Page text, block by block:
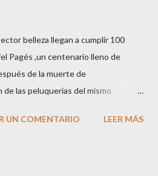
belleza llegan a cumplir 100
Pagés ,un centenario lleno de
de la muerte de
las peluquerías del mismo
hijas Carolina (CEO
UN COMENTARIO LEER MÁS